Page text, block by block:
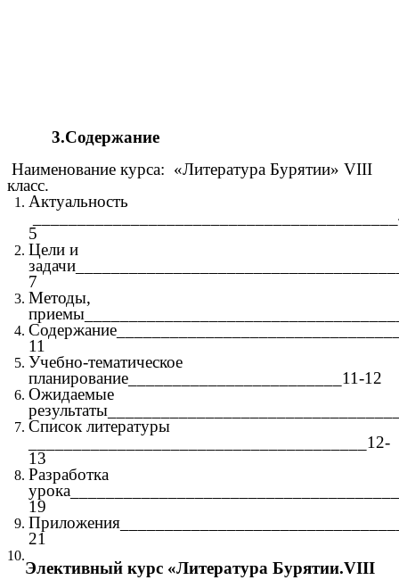
3.Содержание
Наименование курса: «Литература Бурятии» VIII
класс.
Актуальность
5
Цели и
7
Методы,
11
Учебно-тематическое
планирование________________________11-12
Ожидаемые
Список литературы
______________________________________12-
13
Разработка
19
21
Элективный курс «Литература Бурятии.VIII